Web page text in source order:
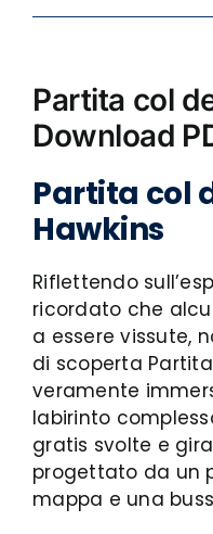
Partita col
Download
Partita col
Hawkins
Riflettendo
ricordato che
a essere vissute,
di scoperta
veramente
labirinto
gratis svolte e
progettato da un
mappa e una